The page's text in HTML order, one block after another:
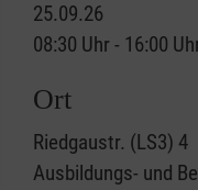
25.09.26
08:30 Uhr - 16:00
Ort
Riedgaustr. (LS3) 4
Ausbildungs- und